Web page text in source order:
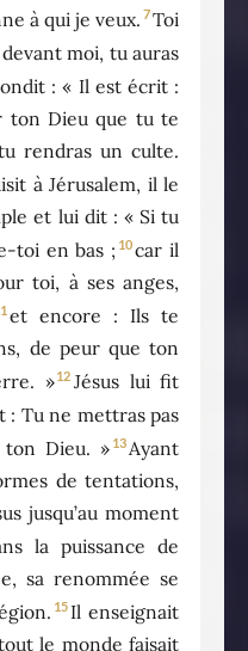
à qui je veux. 7Toi
moi, tu auras
: « Il est écrit :
ton Dieu que tu te
rendras un culte.
à Jérusalem, il le
et lui dit : « Si tu
toi en bas ; 10car il
toi, à ses anges,
et encore : Ils te
de peur que ton
»12 Jésus lui fit
: Tu ne mettras pas
ton Dieu. » 13 Ayant
de tentations,
jusqu’au moment
la puissance de
sa renommée se
15 Il enseignait
le monde faisait